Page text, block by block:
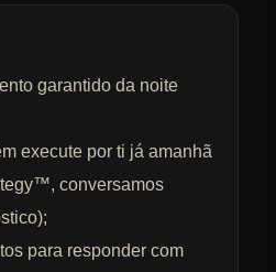
garantido da noite
execute por ti já amanhã
conversamos
para responder com